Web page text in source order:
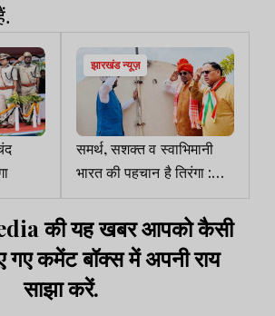
झारखंड न्यूज़
समर्थ, सशक्त व स्वाभिमानी
भारत की पहचान है तिरंगा :
बाबूलाल
की यह खबर आपको कैसी
गए कमेंट बॉक्स में अपनी राय
साझा करें.